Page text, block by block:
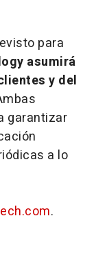
para
asumirá
y del
garantizar
a lo
.